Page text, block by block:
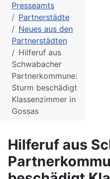
Presseamts
Partnerstädte
Neues aus den
Partnerstädten
Hilferuf aus
Schwabacher
Partnerkommune:
Sturm beschädigt
Klassenzimmer in
Gossas
Hilferuf aus